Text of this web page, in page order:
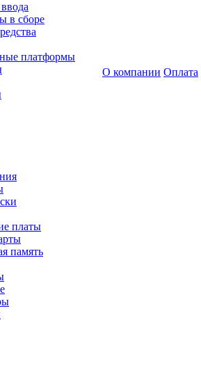
в сборе
платформы
платы
память
О компании Оплата